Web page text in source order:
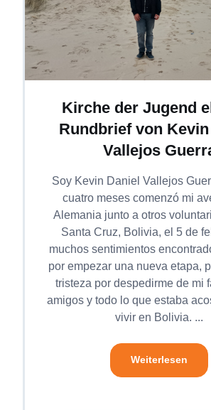
Kirche der Jugend
Rundbrief von Kevin
Vallejos
Soy Kevin Daniel Vallejos
cuatro meses comenzó mi
Alemania junto a otros
Santa Cruz, Bolivia, el 5 de
muchos sentimientos
por empezar una nueva etapa,
tristeza por despedirme de mi
amigos y todo lo que estaba
vivir en Bolivia. ...
Weiterlesen